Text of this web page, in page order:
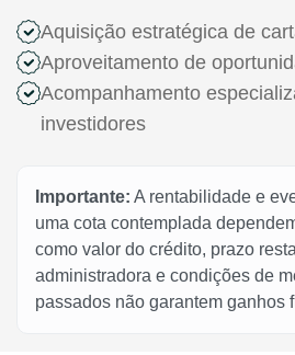
Aquisição estratégica de
Aproveitamento de
Acompanhamento
investidores
Importante: A rentabilidade e
uma cota contemplada
como valor do crédito, prazo
administradora e condições de
passados não garantem ganhos